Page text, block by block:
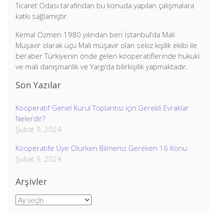
Ticaret Odası tarafından bu konuda yapılan çalışmalara
katkı sağlamıştır.
Kemal Özmen 1980 yılından beri İstanbul’da Mali
Müşavir olarak üçü Mali müşavir olan sekiz kişilik ekibi ile
beraber Türkiyenin önde gelen kooperatiflerinde hukuki
ve mali danışmanlık ve Yargı’da bilirkişilik yapmaktadır.
Son Yazılar
Kooperatif Genel Kurul Toplantısı için Gerekli Evraklar
Nelerdir?
Şubat 9, 2024
Kooperatife Üye Olurken Bilmeniz Gereken 16 Konu
Şubat 9, 2024
Arşivler
Arşivler